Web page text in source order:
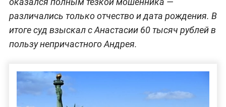
различались только отчество и дата рождения. В
итоге суд взыскал с Анастасии 60 тысяч рублей в
пользу непричастного Андрея.